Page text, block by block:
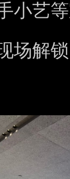
小艺
场解